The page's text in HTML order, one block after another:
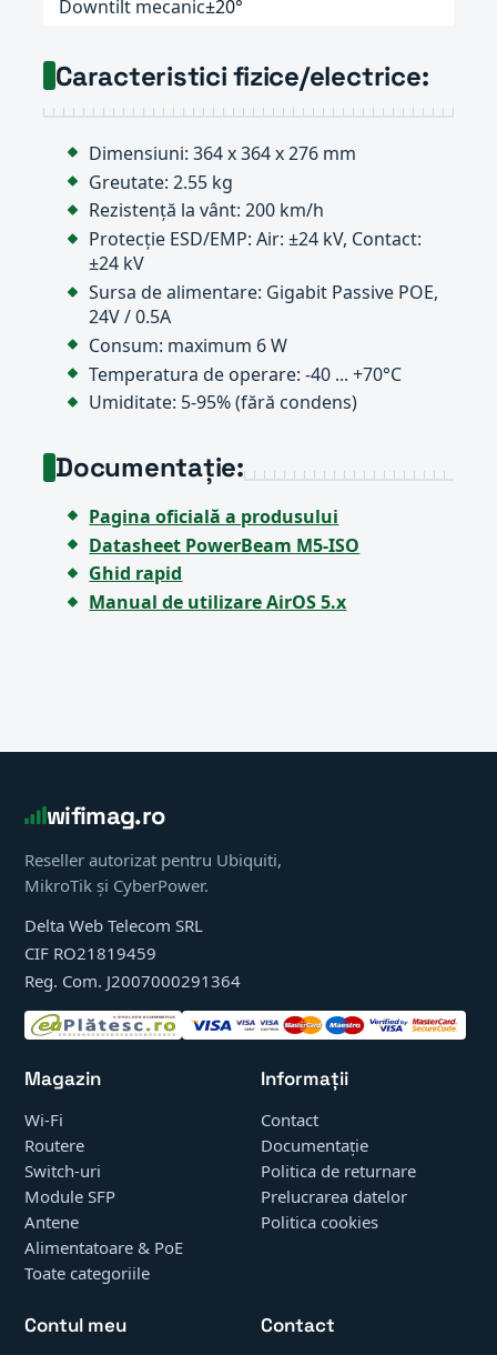
Downtilt mecanic±20°
Caracteristici fizice/electrice:
Dimensiuni: 364 x 364 x 276 mm
Greutate: 2.55 kg
Rezistență la vânt: 200 km/h
Protecție ESD/EMP: Air: ±24 kV, Contact:
±24 kV
Sursa de alimentare: Gigabit Passive POE,
24V / 0.5A
Consum: maximum 6 W
Temperatura de operare: -40 ... +70°C
Umiditate: 5-95% (fără condens)
Documentație:
Pagina oficială a produsului
Datasheet PowerBeam M5-ISO
Ghid rapid
Manual de utilizare AirOS 5.x
wifimag.ro
Reseller autorizat pentru Ubiquiti,
MikroTik și CyberPower.
Delta Web Telecom SRL
CIF RO21819459
Reg. Com. J2007000291364
Magazin
Wi-Fi
Routere
Switch-uri
Module SFP
Antene
Alimentatoare & PoE
Toate categoriile
Informații
Contact
Documentație
Politica de returnare
Prelucrarea datelor
Politica cookies
Contul meu Contact